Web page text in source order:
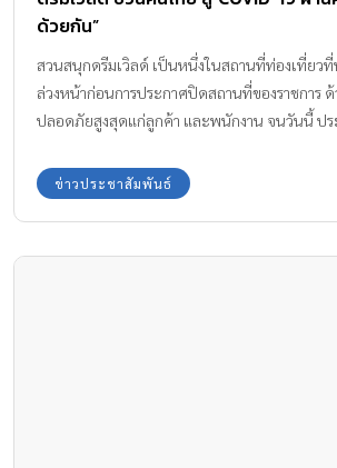
ด้วยกัน”
สวนสนุกดรีมเวิลด์ เป็นหนึ่งในสถานที่ท่องเที่ยวที่
ล่วงหน้าก่อนการประกาศปิดสถานที่ของราชการ
ปลอดภัยสูงสุดแก่ลูกค้า และพนักงาน จนวันนี้ ปร
แม้ว่าจะปิดบริการชั่วคราว ทางสวนสนุกฯ ยังคงสร้
ส่วนรวมอย่างต่อเนื่อง เริ่มจากการผลิตหน้ากาก
เวิลด์ สลับเปลี่ยนหมุนเวียนเข้าร่วมกันผลิตขึ้น โ
ข่าวประชาสัมพันธ์